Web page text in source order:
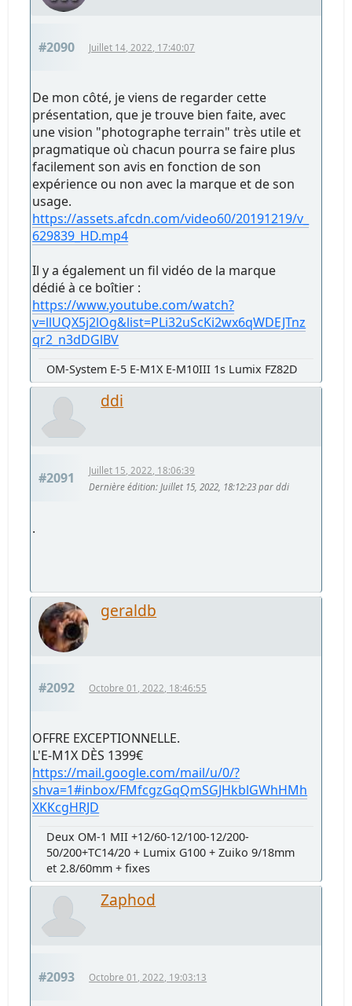
#2090 Juillet 14, 2022, 17:40:07
De mon côté, je viens de regarder cette
présentation, que je trouve bien faite, avec
une vision "photographe terrain" très utile et
pragmatique où chacun pourra se faire plus
facilement son avis en fonction de son
expérience ou non avec la marque et de son
usage.
https://assets.afcdn.com/video60/20191219/v_
629839_HD.mp4
Il y a également un fil vidéo de la marque
dédié à ce boîtier :
https://www.youtube.com/watch?
v=llUQX5j2lOg&list=PLi32uScKi2wx6qWDEJTnz
qr2_n3dDGlBV
OM-System E-5 E-M1X E-M10III 1s Lumix FZ82D
ddi
#2091
Juillet 15, 2022, 18:06:39
Dernière édition: Juillet 15, 2022, 18:12:23 par ddi
.
geraldb
#2092 Octobre 01, 2022, 18:46:55
OFFRE EXCEPTIONNELLE.
L'E-M1X DÈS 1399€
https://mail.google.com/mail/u/0/?
shva=1#inbox/FMfcgzGqQmSGJHkblGWhHMh
XKKcgHRJD
Deux OM-1 MII +12/60-12/100-12/200-
50/200+TC14/20 + Lumix G100 + Zuiko 9/18mm
et 2.8/60mm + fixes
Zaphod
#2093 Octobre 01, 2022, 19:03:13